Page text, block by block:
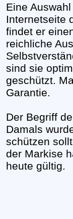
Eine
Internetseite
findet er
reichliche
sind sie
geschützt.
Garantie.
Der Begriff
Damals
schützen
der Markise
heute gültig.